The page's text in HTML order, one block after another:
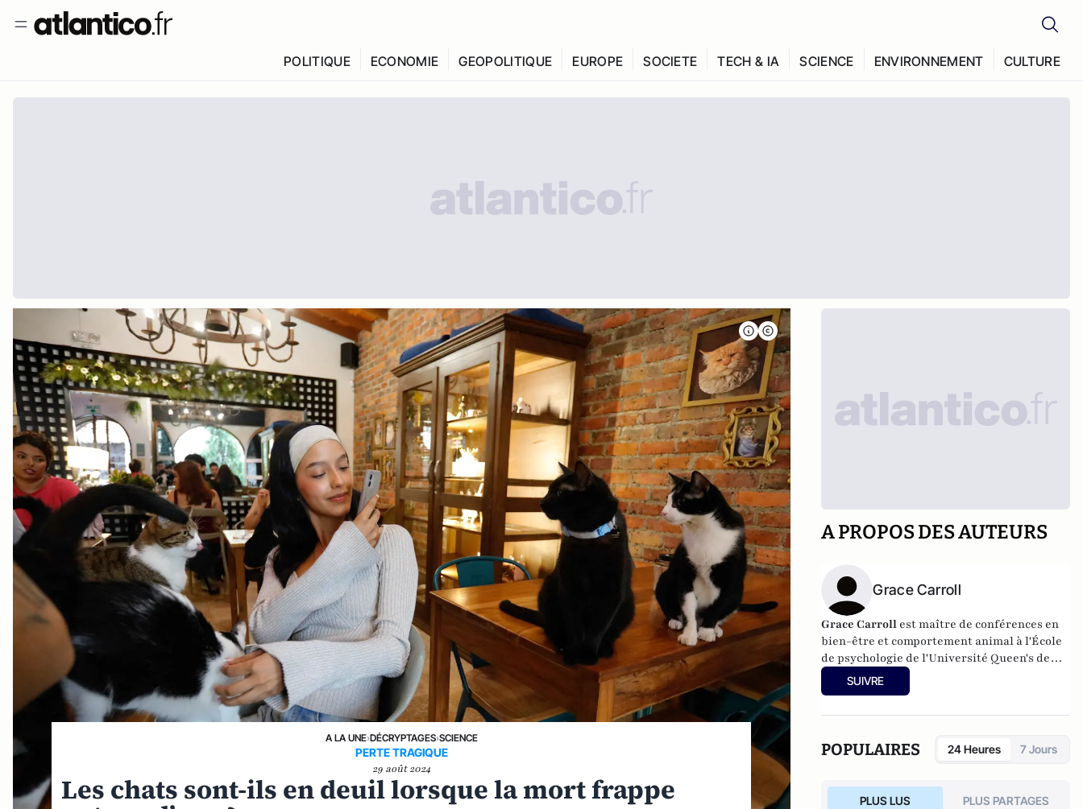
POLITIQUE ECONOMIE GEOPOLITIQUE EUROPE SOCIETE TECH & IA SCIENCE ENVIRONNEMENT CULTURE
A LA UNE›DÉCRYPTAGES›SCIENCE
PERTE TRAGIQUE
29 août 2024
Les chats sont-ils en deuil lorsque la mort frappe
A PROPOS DES AUTEURS
Grace Carroll
Grace Carroll est maître de conférences en
bien-être et comportement animal à l'École
de psychologie de l'Université Queen's de
Belfast. Elle est titulaire d'une licence en
psychologie appliquée avec mention très
distinction (2012). En 2017, elle a obtenu un
doctorat en sciences du bien-être des
SUIVRE
POPULAIRES 24 Heures 7 Jours
PLUS LUS PLUS PARTAGES